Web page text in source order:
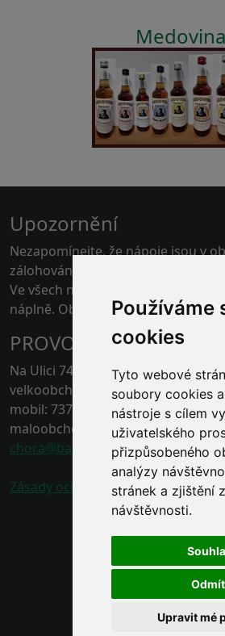
Používáme
cookies
Tyto webové
soubory cookies
nástroje s cílem
uživatelského
přizpůsobeného
analýzy
stránek a zjištění
návštěvnosti.
Upravit mé
Medovina
Upozornění
Nezapomínejte, že nápoje jsou v
zálohovány.
Ve všech našich skladech je
náplně. Obaly jen v hotovosti.
PROVOZOVNA ČERNÁ
Na Ulici 74, 67921 Černá Hora,
velkoobchod - tel.: 778 496 863
mobil: 737 211 132
maloobchod - tel.: 778 496 862
chora@baracek.cz
Zásady ochrany osobních údajů